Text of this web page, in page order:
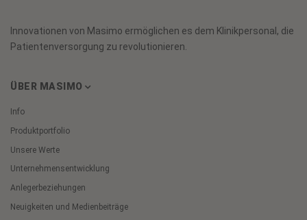
Innovationen von Masimo ermöglichen es dem Klinikpersonal, die
Patientenversorgung zu revolutionieren.
ÜBER MASIMO
Info
Produktportfolio
Unsere Werte
Unternehmensentwicklung
Anlegerbeziehungen
Neuigkeiten und Medienbeiträge